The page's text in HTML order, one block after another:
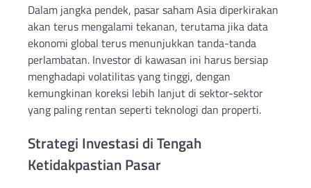
Dalam jangka pendek, pasar saham Asia diperkirakan
akan terus mengalami tekanan, terutama jika data
ekonomi global terus menunjukkan tanda-tanda
perlambatan. Investor di kawasan ini harus bersiap
menghadapi volatilitas yang tinggi, dengan
kemungkinan koreksi lebih lanjut di sektor-sektor
yang paling rentan seperti teknologi dan properti.
Strategi Investasi di Tengah
Ketidakpastian Pasar